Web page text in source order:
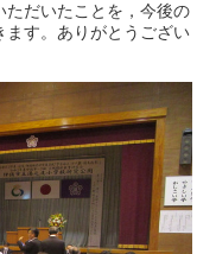
ただいたことを，今後の
す。ありがとうござい